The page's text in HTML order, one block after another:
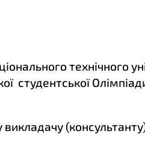
технічного
студентської